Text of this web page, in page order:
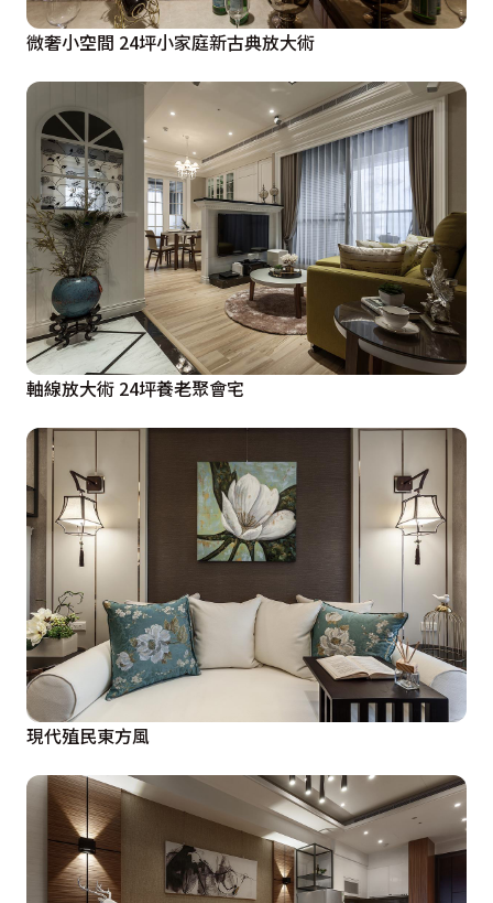
微奢小空間 24坪小家庭新古典放大術
軸線放大術 24坪養老聚會宅
現代殖民東方風